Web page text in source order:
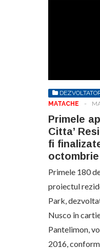
MATACHE
-
Primele
Citta’
fi
octombrie
Primele 180
proiectul
Park,
Nusco în
Pantelimon,
2016,